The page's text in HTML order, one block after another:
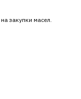
закупки масел.